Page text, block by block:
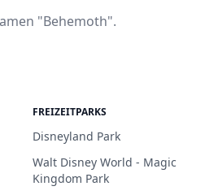
"Behemoth".
FREIZEITPARKS
Disneyland Park
Walt Disney World - Magic
Kingdom Park